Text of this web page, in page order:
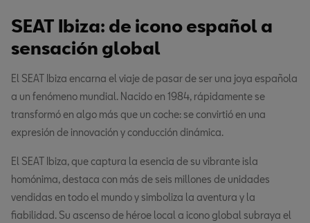
SEAT Ibiza: de icono español a
sensación global
El SEAT Ibiza encarna el viaje de pasar de ser una joya española
a un fenómeno mundial. Nacido en 1984, rápidamente se
transformó en algo más que un coche: se convirtió en una
expresión de innovación y conducción dinámica.
El SEAT Ibiza, que captura la esencia de su vibrante isla
homónima, destaca con más de seis millones de unidades
vendidas en todo el mundo y simboliza la aventura y la
fiabilidad. Su ascenso de héroe local a icono global subraya el